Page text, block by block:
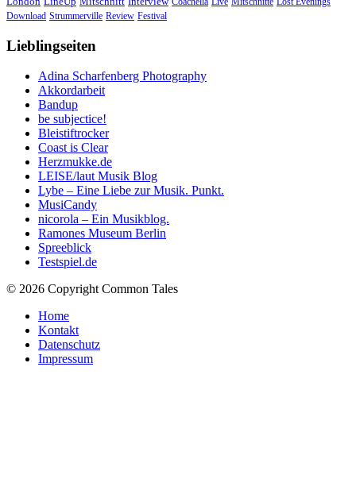
Download Strummerville Review Festival
Lieblingseiten
Adina Scharfenberg Photography
Akkordarbeit
Bandup
be subjectice!
Bleistiftrocker
Coast is Clear
Herzmukke.de
LEISE/laut Musik Blog
Lybe – Eine Liebe zur Musik. Punkt.
MusiCandy
nicorola – Ein Musikblog.
Ramones Museum Berlin
Spreeblick
Testspiel.de
© 2026 Copyright Common Tales
Home
Kontakt
Datenschutz
Impressum